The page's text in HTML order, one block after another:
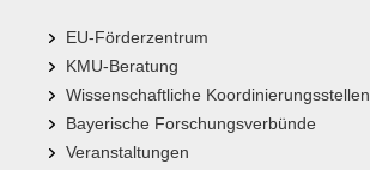
EU-Förderzentrum
KMU-Beratung
Wissenschaftliche Koordinierungsstellen
Bayerische Forschungsverbünde
Veranstaltungen